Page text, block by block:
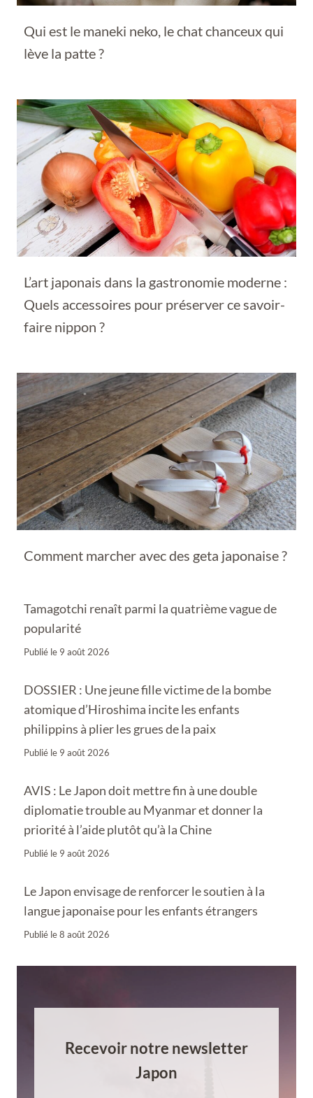
Qui est le maneki neko, le chat chanceux qui
lève la patte ?
L’art japonais dans la gastronomie moderne :
Quels accessoires pour préserver ce savoir-
faire nippon ?
Comment marcher avec des geta japonaise ?
Tamagotchi renaît parmi la quatrième vague de
popularité
Publié le 9 août 2026
DOSSIER : Une jeune fille victime de la bombe
atomique d’Hiroshima incite les enfants
philippins à plier les grues de la paix
Publié le 9 août 2026
AVIS : Le Japon doit mettre fin à une double
diplomatie trouble au Myanmar et donner la
priorité à l’aide plutôt qu’à la Chine
Publié le 9 août 2026
Le Japon envisage de renforcer le soutien à la
langue japonaise pour les enfants étrangers
Publié le8 août 2026
Recevoir notre newsletter
Japon